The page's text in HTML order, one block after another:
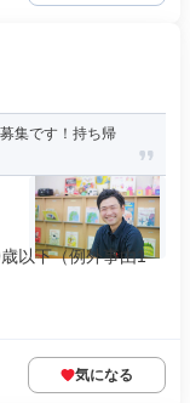
集です！持ち帰
以下（例外事由1
気になる